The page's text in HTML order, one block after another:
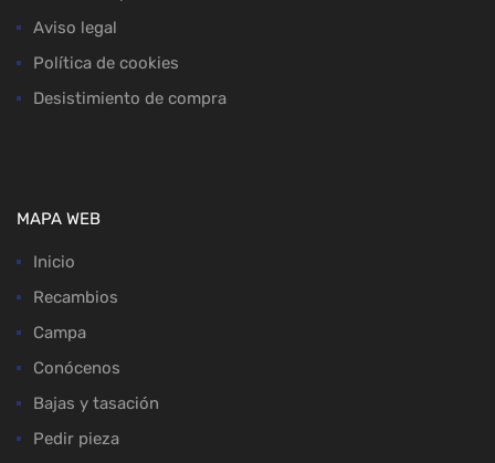
Aviso legal
Política de cookies
Desistimiento de compra
MAPA WEB
Inicio
Recambios
Campa
Conócenos
Bajas y tasación
Pedir pieza